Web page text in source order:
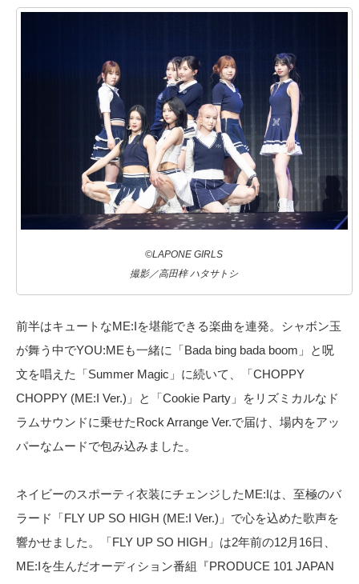
©LAPONE GIRLS
撮影／高田梓 ハタサトシ
前半はキュートなME:Iを堪能できる楽曲を連発。シャボン玉
が舞う中でYOU:MEも一緒に「Bada bing bada boom」と呪
文を唱えた「Summer Magic」に続いて、「CHOPPY
CHOPPY (ME:I Ver.)」と「Cookie Party」をリズミカルなド
ラムサウンドに乗せたRock Arrange Ver.で届け、場内をアッ
パーなムードで包み込みました。
ネイビーのスポーティ衣装にチェンジしたME:Iは、至極のバ
ラード「FLY UP SO HIGH (ME:I Ver.)」で心を込めた歌声を
響かせました。「FLY UP SO HIGH」は2年前の12月16日、
ME:Iを生んだオーディション番組『PRODUCE 101 JAPAN